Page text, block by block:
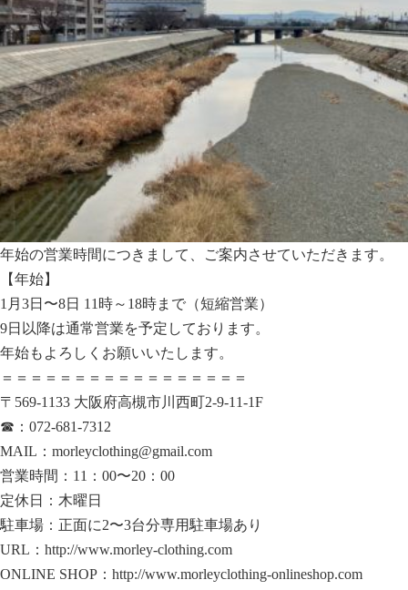
年始の営業時間につきまして、ご案内させていただきます。
【年始】
1月3日〜8日 11時～18時まで（短縮営業）
9日以降は通常営業を予定しております。
年始もよろしくお願いいたします。
＝＝＝＝＝＝＝＝＝＝＝＝＝＝＝＝＝
〒569-1133 大阪府高槻市川西町2-9-11-1F
☎︎：072-681-7312
MAIL：morleyclothing@gmail.com
営業時間：11：00〜20：00
定休日：木曜日
駐車場：正面に2〜3台分専用駐車場あり
URL：http://www.morley-clothing.com
ONLINE SHOP：http://www.morleyclothing-onlineshop.com